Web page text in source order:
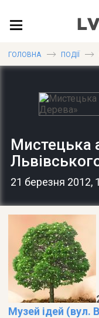
ПУБЛІКАЦІЇ
ДОВІДКА
ГОЛОВНА ПОДІЇ
Мистецька
21 березня 2012,
Музей ідей (вул.